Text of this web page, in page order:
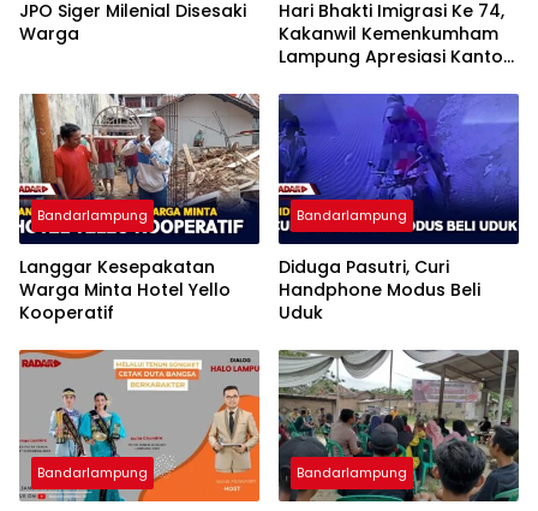
JPO Siger Milenial Disesaki
Warga
Hari Bhakti Imigrasi Ke 74,
Kakanwil Kemenkumham
Lampung Apresiasi Kantor
Bandarlampung
Langgar Kesepakatan
Warga Minta Hotel Yello
Kooperatif
Bandarlampung
Diduga Pasutri, Curi
Handphone Modus Beli
Uduk
Bandarlampung Bandarlampung